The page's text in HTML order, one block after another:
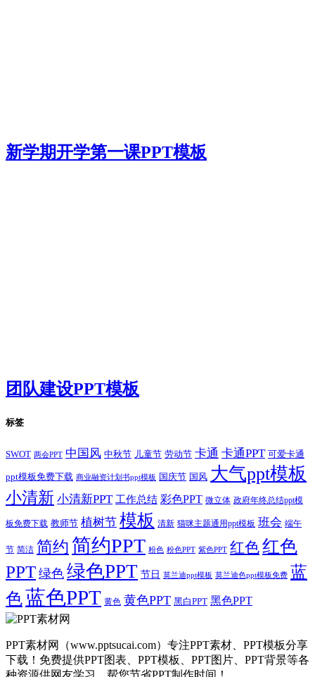
新学期开学第一课PPT模板
团队建设PPT模板
标签
SWOT 两会PPT 中国风 中秋节 儿童节 劳动节 卡通 卡通PPT 可爱卡通
ppt模板免费下载 商业融资计划书ppt模板 国庆节 国风 大气ppt模板
小清新 小清新PPT 工作总结 彩色PPT 微立体 政府年终总结ppt模
板免费下载 教师节 植树节 模板 清新 猫咪主题通用ppt模板 班会 端午
节 简洁 简约 简约PPT 粉色 粉色PPT 紫色PPT 红色红色
PPT 绿色 绿色PPT 节日 莫兰迪ppt模板 莫兰迪色ppt模板免费 蓝
色蓝色PPT 黄色 黄色PPT 黑白PPT 黑色PPT
PPT素材网（www.pptsucai.com）专注PPT素材、PPT模板分享
下载！免费提供PPT图表、PPT模板、PPT图片、PPT背景等各
种资源供网友学习，帮您节省PPT制作时间！